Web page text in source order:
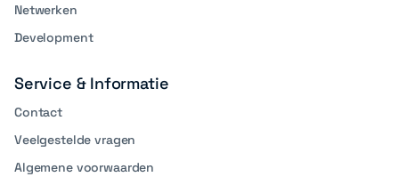
Netwerken
Development
Service & Informatie
Contact
Veelgestelde vragen
Algemene voorwaarden